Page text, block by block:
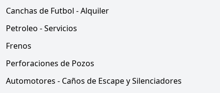
Canchas de Futbol - Alquiler
Petroleo - Servicios
Frenos
Perforaciones de Pozos
Automotores - Caños de Escape y Silenciadores